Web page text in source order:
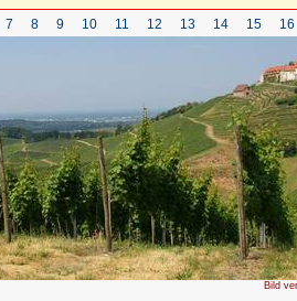
7 8 9 10 11 12 13 14 15 16
Bild